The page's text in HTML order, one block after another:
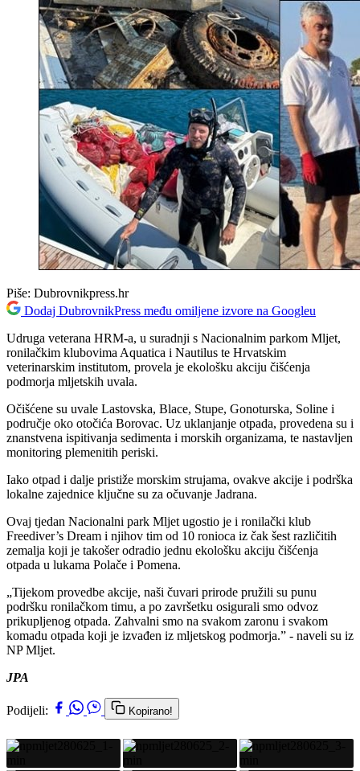
Piše: Dubrovnikpress.hr
Dodaj DubrovnikPress među omiljene izvore na Googleu
Udruga veterana HRM-a, u suradnji s Nacionalnim parkom Mljet,
ronilačkim klubovima Aquatica i Nautilus te Hrvatskim
veterinarskim institutom, provela je ekološku akciju čišćenja
podmorja mljetskih uvala.
Očišćene su uvale Lastovska, Blace, Stupe, Gonoturska, Soline i
područje oko otočića Borovac. Uz uklanjanje otpada, provedena su i
znanstvena ispitivanja sedimenta i morskih organizama, te nastavljen
monitoring plemenitih periski.
Iako otpad i dalje pristiže morskim strujama, ovakve akcije i podrška
lokalne zajednice ključne su za očuvanje Jadrana.
Ovaj tjedan Nacionalni park Mljet ugostio je i ronilački klub
Freediver’s Dream i njihov tim od 10 ronioca iz čak šest različitih
zemalja koji je takošer odradio jednu ekološku akciju čišćenja
otpada u lukama Polače i Pomena.
„Tijekom provedbe akcije, naši čuvari prirode pružili su punu
podršku ronilačkom timu, a po završetku osigurali smo odvoz
prikupljenog otpada. Zahvalni smo na svakom zaronu i svakom
komadu otpada koji je izvađen iz mljetskog podmorja.” - naveli su iz
NP Mljet.
JPA
Podijeli: Kopirano!